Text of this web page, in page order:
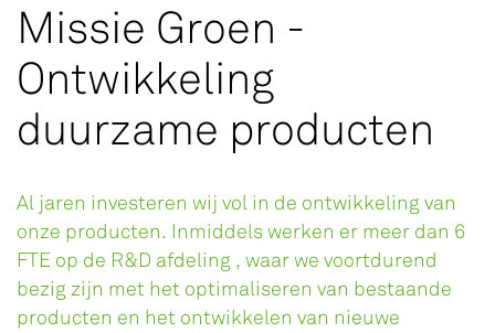
Missie Groen -
Ontwikkeling
duurzame producten
Al jaren investeren wij vol in de ontwikkeling van
onze producten. Inmiddels werken er meer dan 6
FTE op de R&D afdeling , waar we voortdurend
bezig zijn met het optimaliseren van bestaande
producten en het ontwikkelen van nieuwe